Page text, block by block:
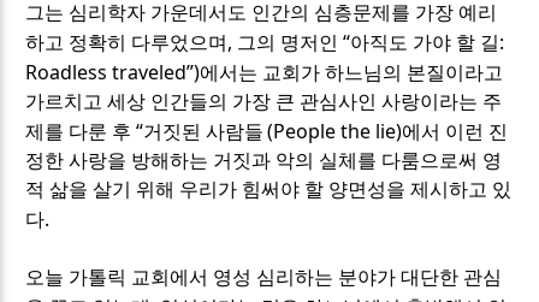
그는 심리학자 가운데서도 인간의 심층문제를 가장 예리
하고 정확히 다루었으며 , 그의 명저인“아직도 가야 할 길:
Roadless traveled”)에서는 교회가 하느님의 본질이라고
가르치고 세상 인간들의 가장 큰 관심사인 사랑이라는 주
제를 다룬 후“거짓된 사람들 (People the lie)에서 이런 진
정한 사랑을 방해하는 거짓과 악의 실체를 다룸으로써 영
적 삶을 살기 위해 우리가 힘써야 할 양면성을 제시하고 있
다.
오늘 가톨릭 교회에서 영성 심리하는 분야가 대단한 관심